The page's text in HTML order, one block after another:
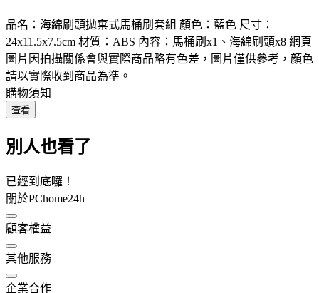
品名：海綿刷頭拋棄式馬桶刷套組 顏色：藍色 尺寸：
24x11.5x7.5cm 材質：ABS 內容：馬桶刷x1、海綿刷頭x8 網頁
圖片因拍攝關係會與實際商品略有色差，圖片僅供參考，顏色
請以實際收到商品為準。
購物須知
查看
別人也看了
已經到底囉！
關於PChome24h
顧客權益
其他服務
企業合作